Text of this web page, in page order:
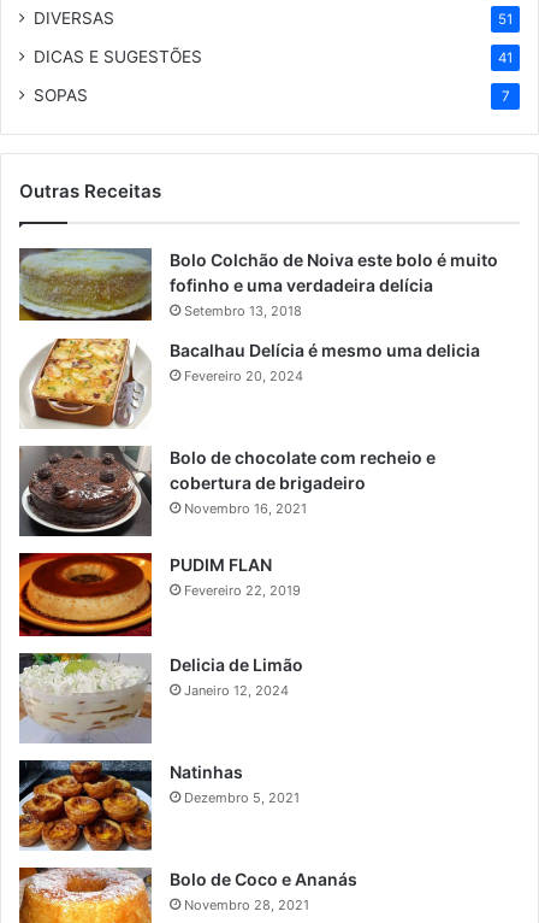
DIVERSAS 51
DICAS E SUGESTÕES 41
SOPAS 7
Outras Receitas
Bolo Colchão de Noiva este bolo é muito
fofinho e uma verdadeira delícia
Setembro 13, 2018
Bacalhau Delícia é mesmo uma delicia
Fevereiro 20, 2024
Bolo de chocolate com recheio e
cobertura de brigadeiro
Novembro 16, 2021
PUDIM FLAN
Fevereiro 22, 2019
Delicia de Limão
Janeiro 12, 2024
Natinhas
Dezembro 5, 2021
Bolo de Coco e Ananás
Novembro 28, 2021